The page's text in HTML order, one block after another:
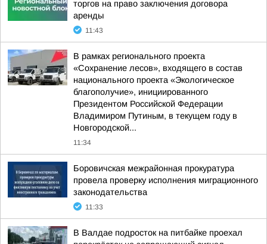
торгов на право заключения договора
аренды
11:43
В рамках регионального проекта
«Сохранение лесов», входящего в состав
национального проекта «Экологическое
благополучие», инициированного
Президентом Российской Федерации
Владимиром Путиным, в текущем году в
Новгородской...
11:34
Боровичская межрайонная прокуратура
провела проверку исполнения миграционного
законодательства
11:33
В Валдае подросток на питбайке проехал